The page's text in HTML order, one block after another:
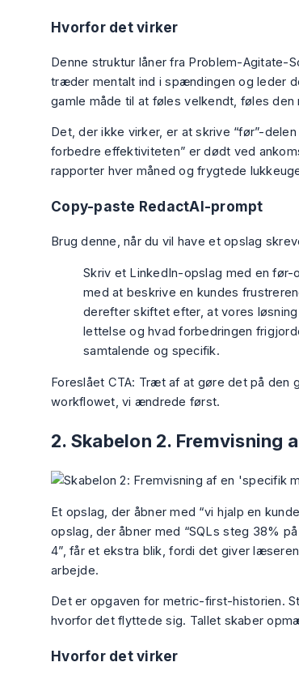
Hvorfor det virker
Denne struktur låner fra Problem-Agitate-
træder mentalt ind i spændingen og leder
gamle måde til at føles velkendt, føles
Det, der ikke virker, er at skrive “før”-
forbedre effektiviteten” er dødt ved
rapporter hver måned og frygtede
Copy-paste RedactAI-prompt
Brug denne, når du vil have et opslag
Skriv et LinkedIn-opslag med en
med at beskrive en kundes
derefter skiftet efter, at vores
lettelse og hvad forbedringen
samtalende og specifik.
Foreslået CTA: Træt af at gøre det på den
workflowet, vi ændrede først.
2. Skabelon 2. Fremvisning
Et opslag, der åbner med “vi hjalp en
opslag, der åbner med “SQLs steg 38%
4”, får et ekstra blik, fordi det giver
arbejde.
Det er opgaven for metric-first-historien.
hvorfor det flyttede sig. Tallet skaber
Hvorfor det virker